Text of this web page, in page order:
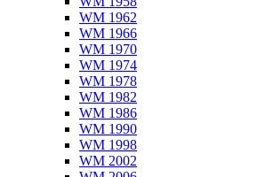
WM 1962
WM 1966
WM 1970
WM 1974
WM 1978
WM 1982
WM 1986
WM 1990
WM 1998
WM 2002